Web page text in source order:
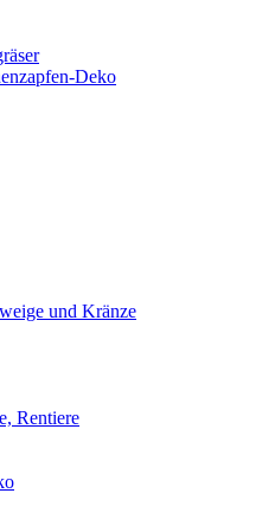
Deko
und Kränze
Rentiere